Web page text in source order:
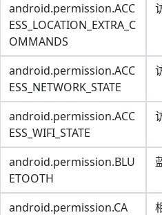
android.permission.ACC
ESS_LOCATION_EXTRA_C
OMMANDS
android.permission.ACC
ESS_NETWORK_STATE
android.permission.ACC
ESS_WIFI_STATE
android.permission.BLU
ETOOTH
android.permission.CA